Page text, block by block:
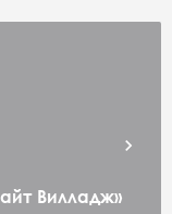
Вилладж»